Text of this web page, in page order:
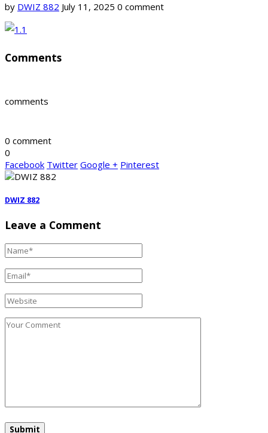
by DWIZ 882 July 11, 2025 0 comment
Comments
comments
0 comment
0
Facebook Twitter Google + Pinterest
DWIZ 882
Leave a Comment